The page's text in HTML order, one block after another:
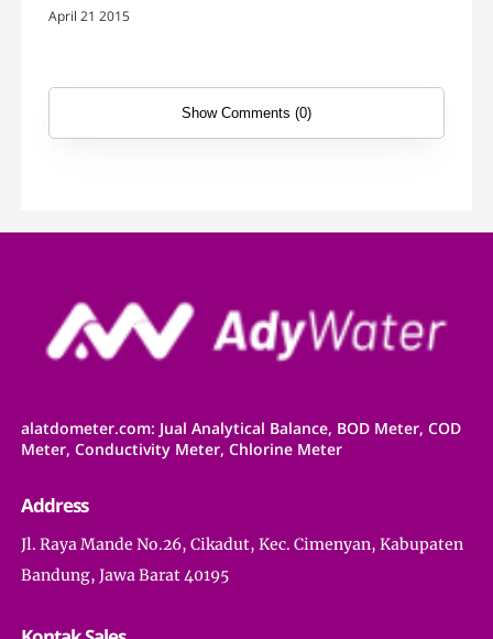
April 21 2015
Show Comments (0)
alatdometer.com: Jual Analytical Balance, BOD Meter, COD
Meter, Conductivity Meter, Chlorine Meter
Address
Jl. Raya Mande No.26, Cikadut, Kec. Cimenyan, Kabupaten
Bandung, Jawa Barat 40195